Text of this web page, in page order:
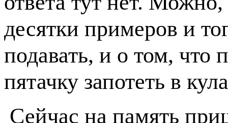
десятки примеров и
подавать, и о том, что
пятачку запотеть в
Сейчас на память